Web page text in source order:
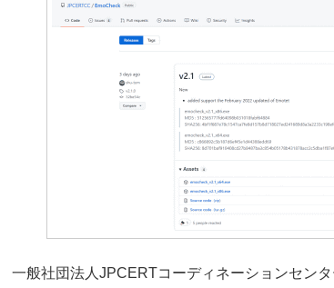
一般社団法人JPCERTコーディネーションセンタ